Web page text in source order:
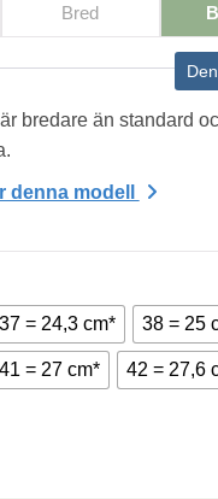
Bred
bredare än standard
denna modell
37 = 24,3 cm* 38 = 25
41 = 27 cm* 42 = 27,6